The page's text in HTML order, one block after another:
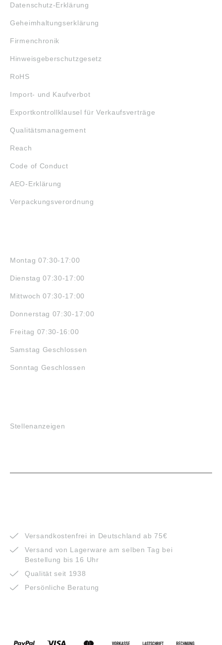
Datenschutz-Erklärung
Geheimhaltungserklärung
Firmenchronik
Hinweisgeberschutzgesetz
RoHS
Import- und Kaufverbot
Exportkontrollklausel für Verkaufsverträge
Qualitätsmanagement
Reach
Code of Conduct
AEO-Erklärung
Verpackungsverordnung
Montag 07:30-17:00
Dienstag 07:30-17:00
Mittwoch 07:30-17:00
Donnerstag 07:30-17:00
Freitag 07:30-16:00
Samstag Geschlossen
Sonntag Geschlossen
Stellenanzeigen
Versandkostenfrei in Deutschland ab 75€
Versand von Lagerware am selben Tag bei
Bestellung bis 16 Uhr
Qualität seit 1938
Persönliche Beratung